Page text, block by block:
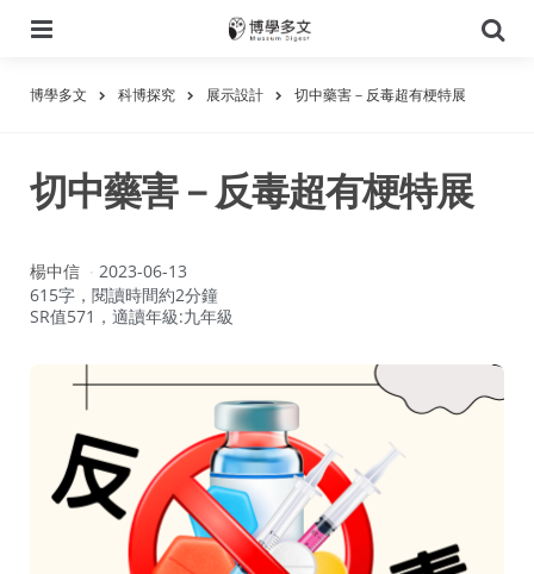
尋
博學多文 科博探究 展示設計 切中藥害－反毒超有梗特展
切中藥害－反毒超有梗特展
作
者：
楊中信
2023-06-13
615字，閱讀時間約2分鐘
SR值571，適讀年級:九年級